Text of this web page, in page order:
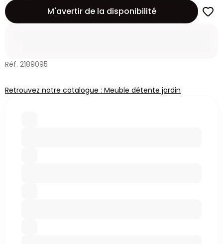
M'avertir de la disponibilité
Réf. 2189095
Retrouvez notre catalogue : Meuble détente jardin